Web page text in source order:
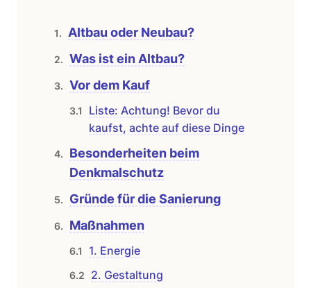
Altbau oder Neubau?
Was ist ein Altbau?
Vor dem Kauf
Liste: Achtung! Bevor du
kaufst, achte auf diese Dinge
Besonderheiten beim
Denkmalschutz
Gründe für die Sanierung
Maßnahmen
1. Energie
2. Gestaltung